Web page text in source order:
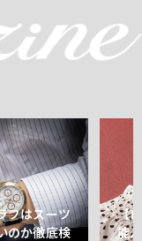
フはスーツ
のか徹底検
【
能